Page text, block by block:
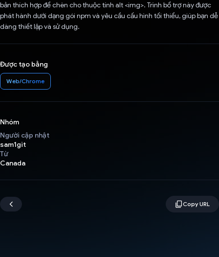
bản thích hợp để chèn cho thuộc tính alt <img>. Trình bổ trợ này được
phát hành dưới dạng gói npm và yêu cầu cấu hình tối thiểu, giúp bạn dễ
dàng thiết lập và sử dụng.
Được tạo bằng
Web/Chrome
Nhóm
Người cập nhật
sam1git
Từ
Canada